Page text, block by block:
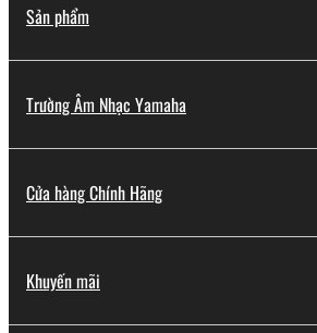
Sản phẩm
Trường Âm Nhạc Yamaha
Cửa hàng Chính Hãng
Khuyến mãi